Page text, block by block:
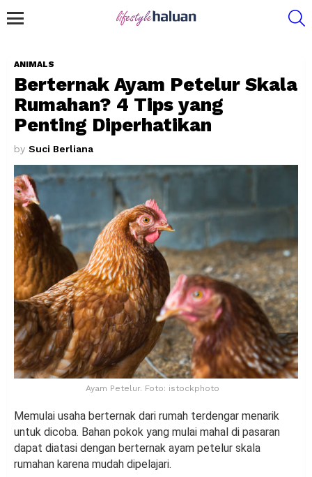
ANIMALS
Berternak Ayam Petelur Skala
Rumahan? 4 Tips yang
Penting Diperhatikan
by Suci Berliana
Ayam Petelur. Foto: istockphoto
Memulai usaha berternak dari rumah terdengar menarik
untuk dicoba. Bahan pokok yang mulai mahal di pasaran
dapat diatasi dengan berternak ayam petelur skala
rumahan karena mudah dipelajari.